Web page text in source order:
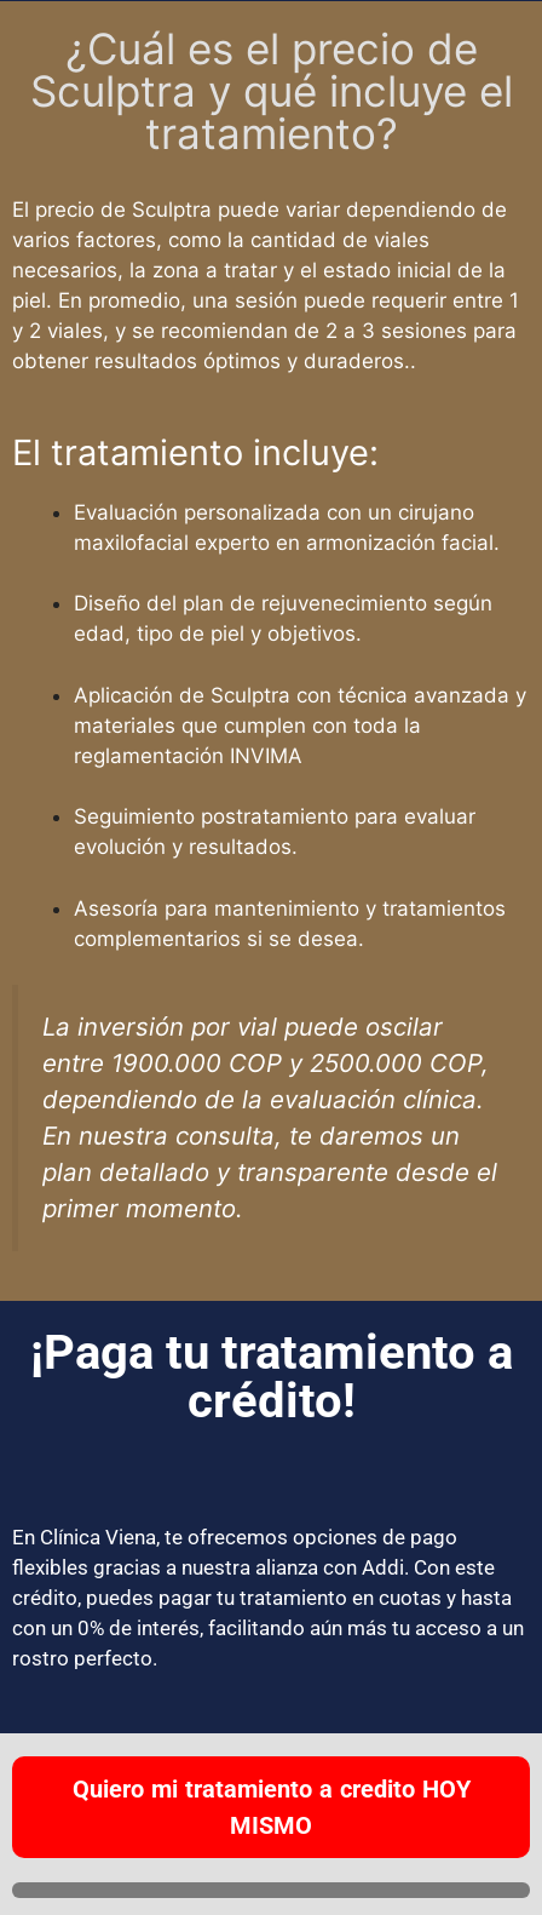
¿Cuál es el precio de
Sculptra y qué incluye el
tratamiento?
El precio de Sculptra puede variar dependiendo de
varios factores, como la cantidad de viales
necesarios, la zona a tratar y el estado inicial de la
piel. En promedio, una sesión puede requerir entre 1
y 2 viales, y se recomiendan de 2 a 3 sesiones para
obtener resultados óptimos y duraderos..
El tratamiento incluye:
Evaluación personalizada con un cirujano
maxilofacial experto en armonización facial.
Diseño del plan de rejuvenecimiento según
edad, tipo de piel y objetivos.
Aplicación de Sculptra con técnica avanzada y
materiales que cumplen con toda la
reglamentación INVIMA
Seguimiento postratamiento para evaluar
evolución y resultados.
Asesoría para mantenimiento y tratamientos
complementarios si se desea.
La inversión por vial puede oscilar
entre 1900.000 COP y 2500.000 COP,
dependiendo de la evaluación clínica.
En nuestra consulta, te daremos un
plan detallado y transparente desde el
primer momento.
¡Paga tu tratamiento a
crédito!
En Clínica Viena, te ofrecemos opciones de pago
flexibles gracias a nuestra alianza con Addi. Con este
crédito, puedes pagar tu tratamiento en cuotas y hasta
con un 0% de interés, facilitando aún más tu acceso a un
rostro perfecto.
Quiero mi tratamiento a credito HOY
MISMO